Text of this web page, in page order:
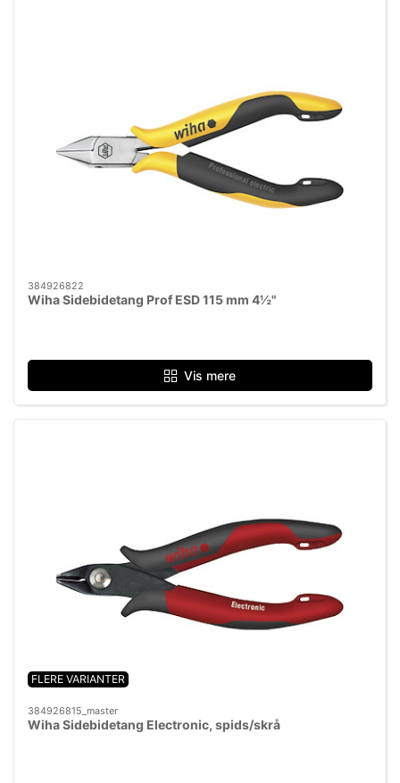
384926822
Wiha Sidebidetang Prof ESD 115 mm 4½"
Vis mere
FLERE VARIANTER
384926815_master
Wiha Sidebidetang Electronic, spids/skrå